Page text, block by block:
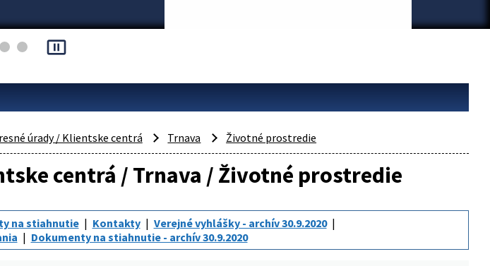
pause_presentation
úrady / Klientske centrá Trnava Životné prostredie
centrá / Trnava / Životné prostredie
na stiahnutie Kontakty
Verejné vyhlášky - archív 30.9.2020
Dokumenty na stiahnutie - archív 30.9.2020